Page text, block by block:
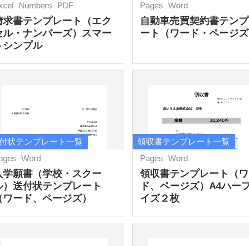
Numbers PDF
求書テンプレート（エク
ル・ナンバーズ）スマー
シンプル
Pages Word
自動車売買契約書テン
ート（ワード・ページズ
状テンプレート一覧
Word
学願書（学校・スクー
）送付状テンプレート
ワード、ページズ）
領収書テンプレート一覧
Pages Word
領収書テンプレート（
ド、ページズ）A4ハー
イズ２枚